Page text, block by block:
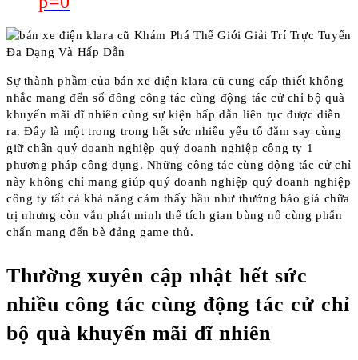
Sự thành phầm của bán xe điện klara cũ cung cấp thiết không
nhắc mang đến số đông công tác cùng động tác cử chỉ bộ quà
khuyến mãi dĩ nhiên cùng sự kiện hấp dẫn liên tục được diễn
ra. Đây là một trong trong hết sức nhiều yếu tố đắm say cùng
giữ chân quý doanh nghiệp quý doanh nghiệp công ty 1
phương pháp công dụng. Những công tác cùng động tác cử chỉ
này không chỉ mang giúp quý doanh nghiệp quý doanh nghiệp
công ty tất cả khả năng cảm thấy hầu như thưởng báo giá chữa
trị nhưng còn vẫn phát minh thể tích gian bùng nổ cùng phấn
chấn mang đến bè đảng game thủ.
Thường xuyên cập nhật hết sức
nhiều công tác cùng động tác cử chỉ
bộ quà khuyến mãi dĩ nhiên